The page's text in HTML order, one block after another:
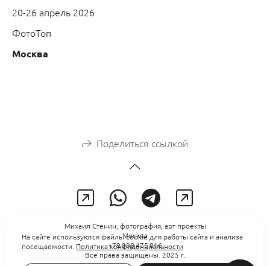
20-26 апрель 2026
ФотоТоп
Москва
Поделиться ссылкой
Михаил Стенин, фотография, арт проекты
Москва
+79 998 475 016
Все права защищены. 2025 г.
На сайте используются файлы cookie для работы сайта и анализа
посещаемости. Политика конфиденциальности